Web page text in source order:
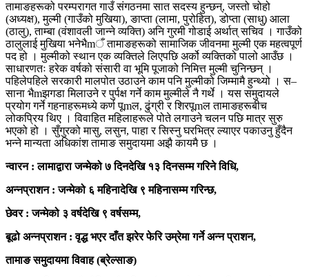
तामाङहरूको परम्परागत गाउँ संगठनमा सात सदस्य हुन्छन्, जस्तो चोहो
(अध्यक्ष), मुल्मी (गाउँको मुखिया), ङाप्ता (लामा, पुरोहित), डोप्ता (साधु) आला
(ठालु), ताम्बा (वंशावली जान्ने व्यक्ति) अनि गुरमी गोडाई अर्थात् सचिव । गाउँको
ठालुलाई मुखिया भनेभैmँ तामाङहरूको सामाजिक जीवनमा मुल्मी एक महत्वपूर्ण
पद हो । मुल्मीको स्थान एक व्यक्तिले लिएपछि अर्को व्यक्तिको पालो आउँछ ।
साधारणतः हरेक वर्षको संसारी वा भूमि पूजाको निमित्त मुल्मी चुनिन्छन् ।
पहिलेपहिले सरकारी मालपोत उठाउने काम पनि मुल्मीको जिम्मामै हुन्थ्यो । स–
साना भैmझगडा मिलाउने र पुर्पक्ष गर्ने काम मुल्मीले नै गर्थे । यस समुदायले
प्रयोग गर्ने गहनाहरूमध्ये कर्ण पूmल, ढुंग्री र शिरपूmल तामाङहरूबीच
लोकप्रिय थिए । विवाहित महिलाहरूले पोते लगाउने चलन पछि मात्र सुरु
भएको हो । सुँगुरको मासु, लसुन, पाहा र सिस्नु घरभित्र ल्याएर पकाउनु हुँदैन
भन्ने मान्यता अधिकांश तामाङ समुदायमा अझै कायमै छ ।
न्वारन : लामाद्वारा जन्मेको ७ दिनदेखि १३ दिनसम्म गरिने विधि,
अन्नप्राशन : जन्मेको ६ महिनादेखि ९ महिनासम्म गरिन्छ,
छेवर : जन्मेको ३ वर्षदेखि ९ वर्षसम्म,
बूढो अन्नप्राशन : वृद्ध भएर दाँत झरेर फेरि उम्रेमा गर्ने अन्न प्राशन,
तामाङ समुदायमा विवाह (ब्रेल्साङ)